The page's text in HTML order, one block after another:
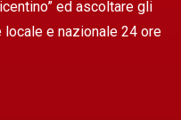
ed ascoltare gli
e nazionale 24 ore